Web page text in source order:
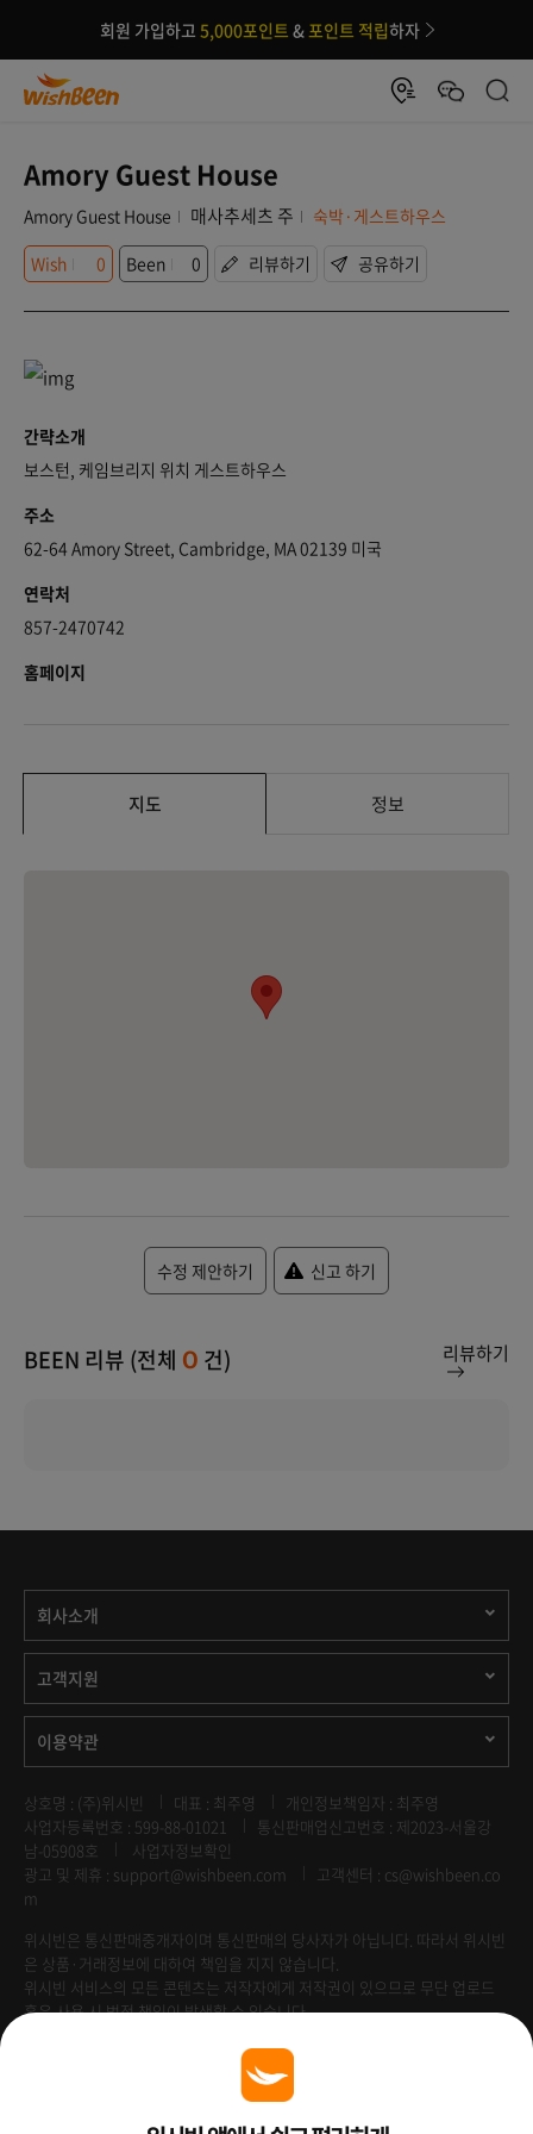
회원 가입하고 5,000포인트 &포인트 적립하자
Amory Guest House
Amory Guest House 매사추세츠 주
숙박·게스트하우스
Wish
0 Been 0 리뷰하기 공유하기
간략소개
보스턴, 케임브리지 위치 게스트하우스
주소
62-64 Amory Street, Cambridge, MA 02139 미국
연락처
857-2470742
홈페이지
지도 정보
수정 제안하기 신고 하기
BEEN 리뷰 (전체 0 건) 리뷰하기
회사소개
고객지원
이용약관
상호명 : (주)위시빈 대표 : 최주영
개인정보책임자 : 최주영
사업자등록번호 : 599-88-01021
통신판매업신고번호 : 제2023-서울강
남-05908호
사업자정보확인
광고 및 제휴 : support@wishbeen.com
고객센터 : cs@wishbeen.co
m
위시빈은 통신판매중개자이며 통신판매의 당사자가 아닙니다. 따라서 위시빈
은 상품·거래정보에 대하여 책임을 지지 않습니다.
위시빈 서비스의 모든 콘텐츠는 저작자에게 저작권이 있으므로 무단 업로드
혹은 사용 시 법적 책임이 발생할 수 있습니다.